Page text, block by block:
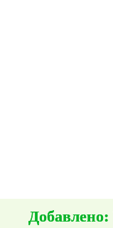
Добавлено:
Добавлено: